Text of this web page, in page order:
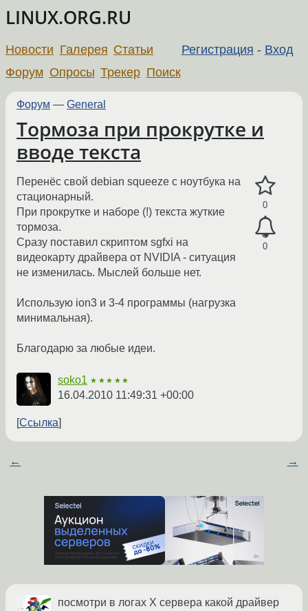
LINUX.ORG.RU
Регистрация - Вход
Новости Галерея Статьи
Форум Опросы Трекер Поиск
Форум — General
Тормоза при прокрутке и
вводе текста
0
0
Перенёс свой debian squeeze с ноутбука на
стационарный.
При прокрутке и наборе (!) текста жуткие
тормоза.
Сразу поставил скриптом sgfxi на
видеокарту драйвера от NVIDIA - ситуация
не изменилась. Мыслей больше нет.
Использую ion3 и 3-4 программы (нагрузка
минимальная).
Благодарю за любые идеи.
soko1 ★★★★★
16.04.2010 11:49:31 +00:00
Ссылка
← →
посмотри в логах Х сервера какой драйвер